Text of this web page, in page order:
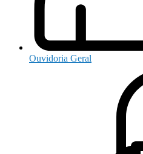
Ouvidoria Geral